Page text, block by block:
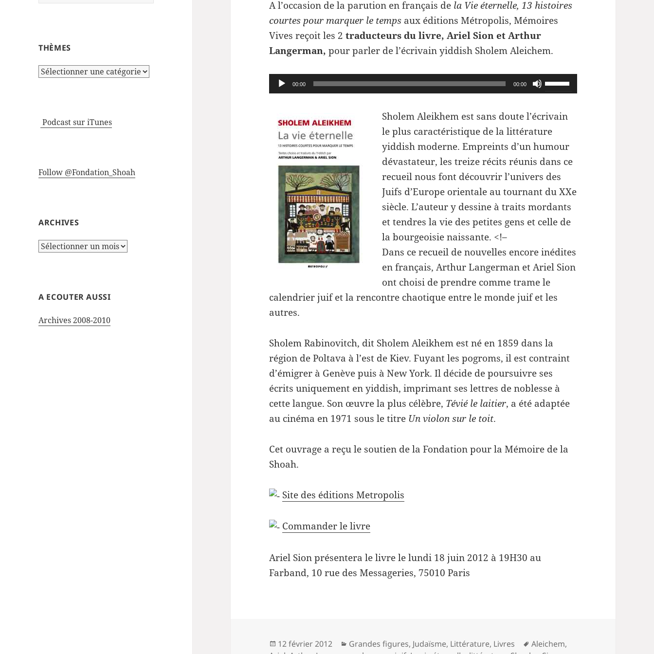
THÈMES
Thèmes
Podcast sur iTunes
Follow @Fondation_Shoah
ARCHIVES
Archives
A ECOUTER AUSSI
Archives 2008-2010
A l’occasion de la parution en français de la Vie éternelle, 13 histoires
courtes pour marquer le temps aux éditions Métropolis, Mémoires
Vives reçoit les 2traducteurs du livre, Ariel Sion et Arthur
Langerman, pour parler de l’écrivain yiddish Sholem Aleichem.
Lecteur
audio
00:00 00:00
Utilisez
les
flèches
augmenter
ou
diminuer
le
volume.
Sholem Aleikhem est sans doute l’écrivain
le plus caractéristique de la littérature
yiddish moderne. Empreints d’un humour
dévastateur, les treize récits réunis dans ce
recueil nous font découvrir l’univers des
Juifs d’Europe orientale au tournant du XXe
siècle. L’auteur y dessine à traits mordants
et tendres la vie des petites gens et celle de
la bourgeoisie naissante. <!–
Dans ce recueil de nouvelles encore inédites
en français, Arthur Langerman et Ariel Sion
ont choisi de prendre comme trame le
calendrier juif et la rencontre chaotique entre le monde juif et les
autres.
Sholem Rabinovitch, dit Sholem Aleikhem est né en 1859 dans la
région de Poltava à l’est de Kiev. Fuyant les pogroms, il est contraint
d’émigrer à Genève puis à New York. Il décide de poursuivre ses
écrits uniquement en yiddish, imprimant ses lettres de noblesse à
cette langue. Son œuvre la plus célèbre, Tévié le laitier, a été adaptée
au cinéma en 1971 sous le titre Un violon sur le toit.
Cet ouvrage a reçu le soutien de la Fondation pour la Mémoire de la
Shoah.
Site des éditions Metropolis
Commander le livre
Ariel Sion présentera le livre le lundi 18 juin 2012 à 19H30 au
Farband, 10 rue des Messageries, 75010 Paris
Publié
12 février 2012 Catégories
Grandes figures, Judaïsme, Littérature, Livres
Mots-
Aleichem,